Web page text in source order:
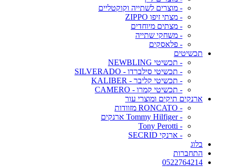
- מוצרים לשתייה וקוקטליים
- מצתי זיפו ZIPPO
- מצתים מיוחדים
- משחקי שתייה
- פלאסקים
תכשיטים
- תכשיטי NEWBLING
- תכשיטי סילברדו - SILVERADO
- תכשיטי קליבר - KALIBER
- תכשיטי קמרו - CAMERO
ארנקים תיקים ומוצרי עור
- RONCATO מזוודות
- Tommy Hilfiger ארנקים
- Tony Perotti
- ארנקי SECRID
בלוג
התחברות
0522764214